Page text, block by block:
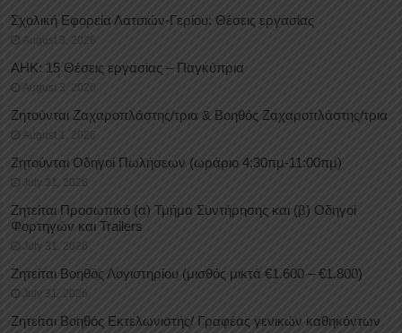
Σχολική Εφορεία Λατσιών-Γερίου: Θέσεις εργασίας
August 3, 2026
ΑΗΚ: 15 Θέσεις εργασίας – Παγκύπρια
August 3, 2026
Ζητούνται Ζαχαροπλάστης/τρια & Βοηθός Ζαχαροπλάστης/τρια
August 1, 2026
Ζητούνται Οδηγοί Πωλήσεων (ωράριο 4:30πμ-11:00πμ)
July 31, 2026
Ζητείται Προσωπικό (α) Τμήμα Συντήρησης και (β) Οδηγοί
Φορτηγών και Trailers
July 31, 2026
Ζητείται Βοηθός Λογιστηρίου (μισθός μικτά €1.600 – €1.800)
July 31, 2026
Ζητείται Βοηθός Εκτελωνιστής/ Γραφέας γενικών καθηκόντων